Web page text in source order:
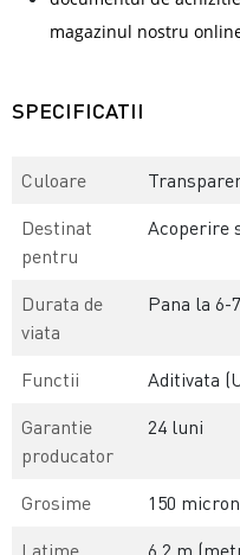
magazinul nostru
SPECIFICATII
Culoare
Destinat
pentru
Acoperire
Durata de
viata
Pana la 6-
Functii
Aditivata
Garantie
producator
24 luni
Grosime
150